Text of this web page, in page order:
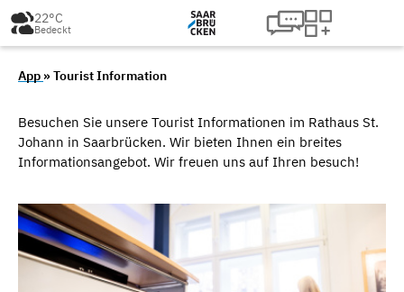
22°C
Bedeckt
App » Tourist Information
Besuchen Sie unsere Tourist Informationen im Rathaus St.
Johann in Saarbrücken. Wir bieten Ihnen ein breites
Informationsangebot. Wir freuen uns auf Ihren besuch!